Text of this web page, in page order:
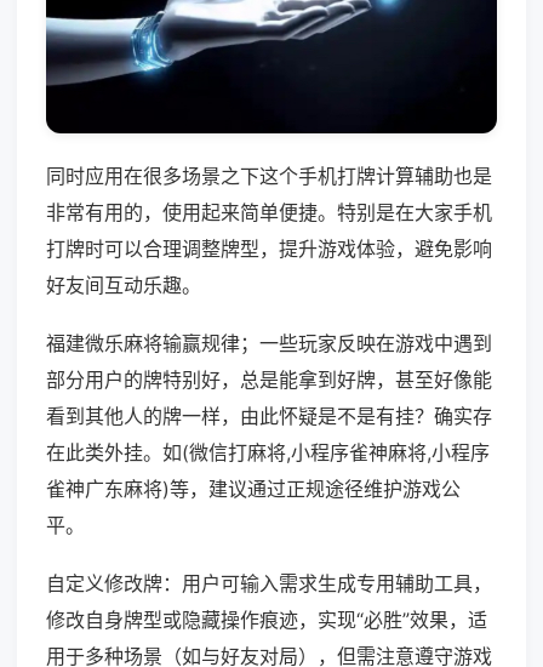
同时应用在很多场景之下这个手机打牌计算辅助也是
非常有用的，使用起来简单便捷。特别是在大家手机
打牌时可以合理调整牌型，提升游戏体验，避免影响
好友间互动乐趣。
福建微乐麻将输赢规律；一些玩家反映在游戏中遇到
部分用户的牌特别好，总是能拿到好牌，甚至好像能
看到其他人的牌一样，由此怀疑是不是有挂？确实存
在此类外挂。如(微信打麻将,小程序雀神麻将,小程序
雀神广东麻将)等，建议通过正规途径维护游戏公
平。
自定义修改牌：用户可输入需求生成专用辅助工具，
修改自身牌型或隐藏操作痕迹，实现“必胜”效果，适
用于多种场景（如与好友对局），但需注意遵守游戏